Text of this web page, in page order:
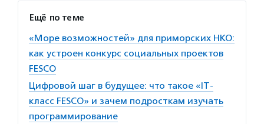
Ещё по теме
«Море возможностей» для приморских НКО:
как устроен конкурс социальных проектов
FESCO
Цифровой шаг в будущее: что такое «IT-
класс FESCO» и зачем подросткам изучать
программирование